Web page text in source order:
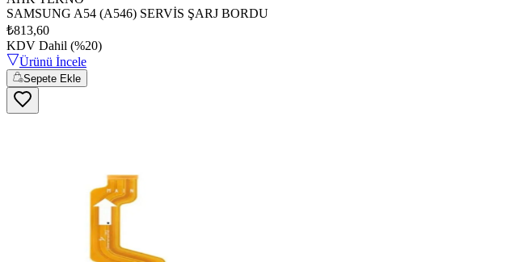
SAMSUNG A54 (A546) SERVİS ŞARJ BORDU
₺813,60
KDV Dahil (%20)
Ürünü İncele
Sepete Ekle